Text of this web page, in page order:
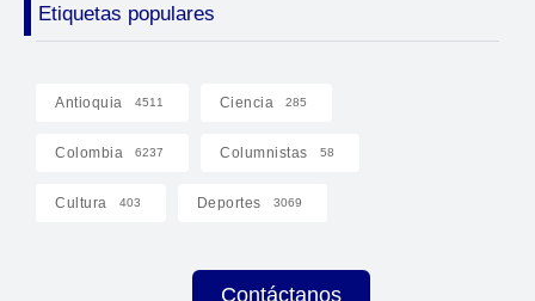
Etiquetas populares
Antioquia 4511 Ciencia 285
Colombia 6237 Columnistas 58
Cultura 403 Deportes 3069
Contáctanos